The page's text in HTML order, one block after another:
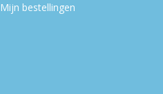
Mijn bestellingen